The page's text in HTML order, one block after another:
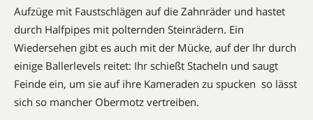
Aufzüge mit Faustschlägen auf die Zahnräder und hastet
durch Halfpipes mit polternden Steinrädern. Ein
Wiedersehen gibt es auch mit der Mücke, auf der Ihr durch
einige Ballerlevels reitet: Ihr schießt Stacheln und saugt
Feinde ein, um sie auf ihre Kameraden zu spucken  so lässt
sich so mancher Obermotz vertreiben.